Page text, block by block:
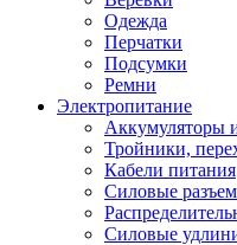
Одежда
Перчатки
Подсумки
Ремни
Электропитание
Аккумуляторы
Тройники,
Кабели питания
Силовые
Силовые